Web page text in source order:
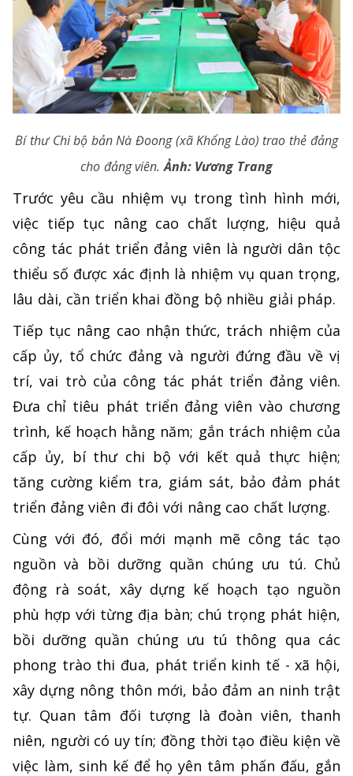
Bí thư Chi bộ bản Nà Đoong (xã Khổng Lào) trao thẻ đảng
cho đảng viên.Ảnh: Vương Trang
Trước yêu cầu nhiệm vụ trong tình hình mới,
việc tiếp tục nâng cao chất lượng, hiệu quả
công tác phát triển đảng viên là người dân tộc
thiểu số được xác định là nhiệm vụ quan trọng,
lâu dài, cần triển khai đồng bộ nhiều giải pháp.
Tiếp tục nâng cao nhận thức, trách nhiệm của
cấp ủy, tổ chức đảng và người đứng đầu về vị
trí, vai trò của công tác phát triển đảng viên.
Đưa chỉ tiêu phát triển đảng viên vào chương
trình, kế hoạch hằng năm; gắn trách nhiệm của
cấp ủy, bí thư chi bộ với kết quả thực hiện;
tăng cường kiểm tra, giám sát, bảo đảm phát
triển đảng viên đi đôi với nâng cao chất lượng.
Cùng với đó, đổi mới mạnh mẽ công tác tạo
nguồn và bồi dưỡng quần chúng ưu tú. Chủ
động rà soát, xây dựng kế hoạch tạo nguồn
phù hợp với từng địa bàn; chú trọng phát hiện,
bồi dưỡng quần chúng ưu tú thông qua các
phong trào thi đua, phát triển kinh tế - xã hội,
xây dựng nông thôn mới, bảo đảm an ninh trật
tự. Quan tâm đối tượng là đoàn viên, thanh
niên, người có uy tín; đồng thời tạo điều kiện về
việc làm, sinh kế để họ yên tâm phấn đấu, gắn